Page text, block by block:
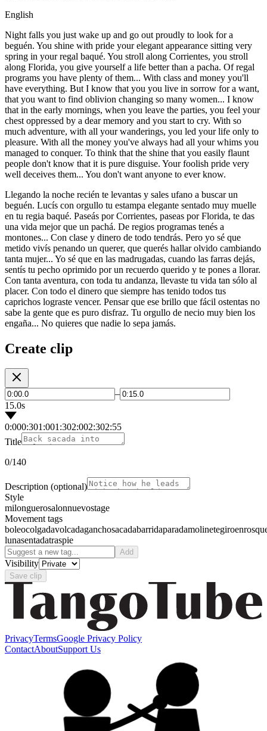
English
Night falls you just wake up and go out proudly to look for a
beguén. You shine with pride your elegant appearance sitting very
spring in your regal baqué. You stroll along Corrientes, you stroll
along Florida, you give yourself a life better than a pacha. Of regal
programs you have plenty of them... With class and money you'll
have everything. But I know that you you live in sorrow for a want,
that you want to find oblivion changing so many women... I know
that in the early mornings, when you leave the parties, you feel your
chest oppressed by a dear memory and you start to cry. With so
much adventure, with all your wanderings, you led your life only to
pleasure. With all the money you've always had all your whims you
managed to conquer. To think that the shine that you easily flaunt
people don't know that it is pure disguise. Your foolish pride very
well deceives them... You don't want anyone to ever know.
Llegando la noche recién te levantas y sales ufano a buscar un
beguén. Lucís con orgullo tu estampa elegante sentado muy muelle
en tu regia baqué. Paseás por Corrientes, paseas por Florida, te das
una vida mejor que un pachá. De regios programas tenés a
montones... Con clase y dinero de todo tendrás. Pero yo sé que
metido vivís penando un querer, que querés hallar olvido cambiando
tanta mujer... Yo sé que en las madrugadas, cuando las farras dejás,
sentís tu pecho oprimido por un recuerdo querido y te pones a llorar.
Con tanta aventura, con toda tu andanza, llevaste tu vida tan sólo al
placer. Con todo el dinero que siempre has tenido todos tus
caprichos lograste vencer. Pensar que ese brillo que fácil ostentas no
sabe la gente que es puro disfraz. Tu orgullo de necio muy bien los
engaña... No quieres que nadie lo sepa jamás.
Create clip
–
15.0s
0:000:301:001:302:002:302:55
Title
0/140
Description (optional)
Style
milonguerosalonnuevostage
Movement tags
boleocolgadavolcadaganchosacadabarridaparadamolinetegiro
lunasentadatraspie
Add
Visibility
Save clip
PrivacyTermsGoogle Privacy Policy
ContactAboutSupport Us